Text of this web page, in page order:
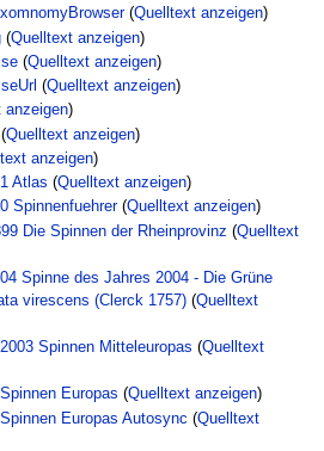
(Quelltext anzeigen)
(Quelltext anzeigen)
(Quelltext anzeigen)
(Quelltext anzeigen)
anzeigen)
(Quelltext anzeigen)
anzeigen)
Atlas (Quelltext anzeigen)
Spinnenfuehrer(Quelltext anzeigen)
Die Spinnen der Rheinprovinz (Quelltext
Spinne des Jahres 2004 - Die Grüne
virescens (Clerck 1757) (Quelltext
Spinnen Mitteleuropas (Quelltext
Europas (Quelltext anzeigen)
Europas Autosync (Quelltext